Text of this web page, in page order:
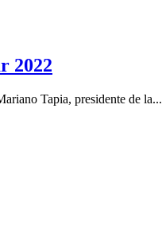
2022
Tapia, presidente de la...